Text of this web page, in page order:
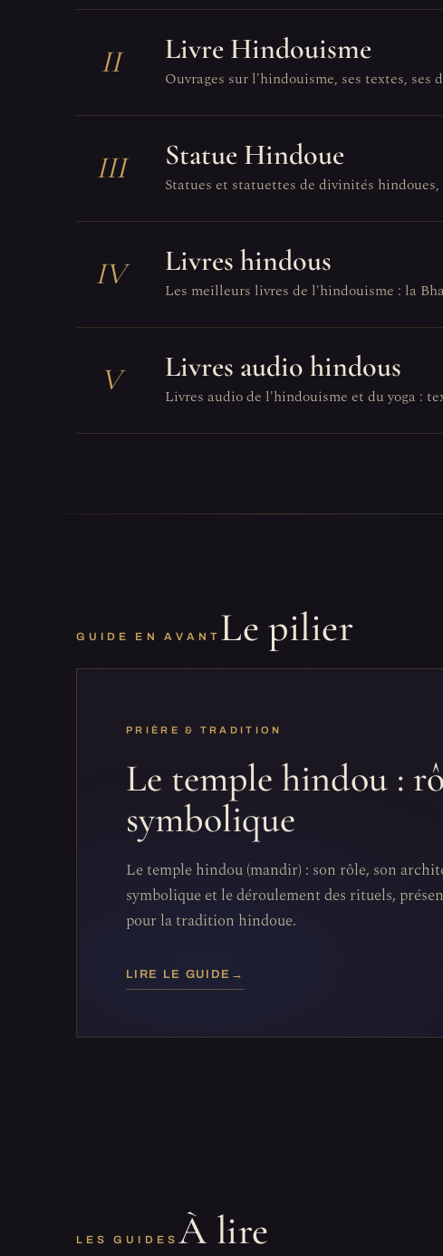
II Livre Hindouisme
Ouvrages sur l'hindouisme, ses textes,
III Statue Hindoue
Statues et statuettes de divinités hindoues,
IV Livres hindous
Les meilleurs livres de l'hindouisme : la
V Livres audio hindous
Livres audio de l'hindouisme et du yoga :
GUIDE EN AVANT Le pilier
PRIÈRE & TRADITION
Le temple hindou :
symbolique
Le temple hindou (mandir) : son rôle, son
symbolique et le déroulement des rituels,
pour la tradition hindoue.
LIRE LE GUIDE →
LES GUIDES À lire